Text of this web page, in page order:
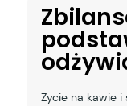
Życie na kawie